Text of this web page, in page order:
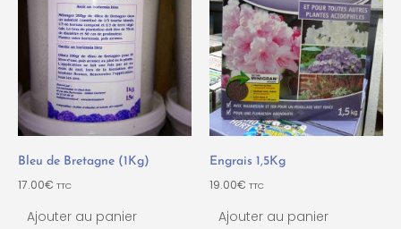
Bleu de Bretagne (1Kg)
17.00€ TTC
Ajouter au panier
Engrais 1,5Kg
19.00€ TTC
Ajouter au panier